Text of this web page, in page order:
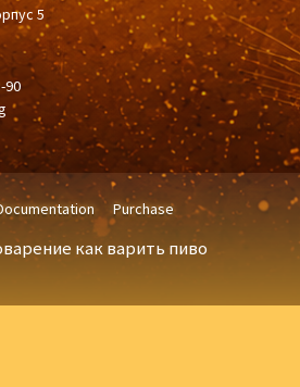
5
90
Purchase
как варить пиво